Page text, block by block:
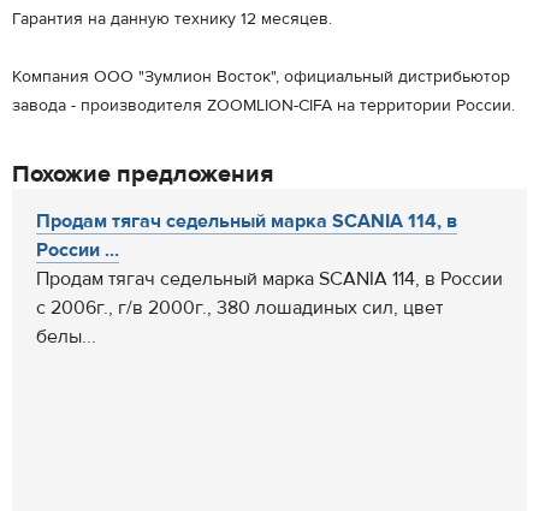
Гарантия на данную технику 12 месяцев.
Компания ООО "Зумлион Восток", официальный дистрибьютор
завода - производителя ZOOMLION-CIFA на территории России.
Похожие предложения
Продам тягач седельный марка SCANIA 114, в
России ...
Продам тягач седельный марка SCANIA 114, в России
с 2006г., г/в 2000г., 380 лошадиных сил, цвет
белы...